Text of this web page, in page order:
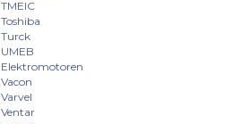
TMEIC
Toshiba
Turck
UMEB
Elektromotoren
Vacon
Varvel
Ventar